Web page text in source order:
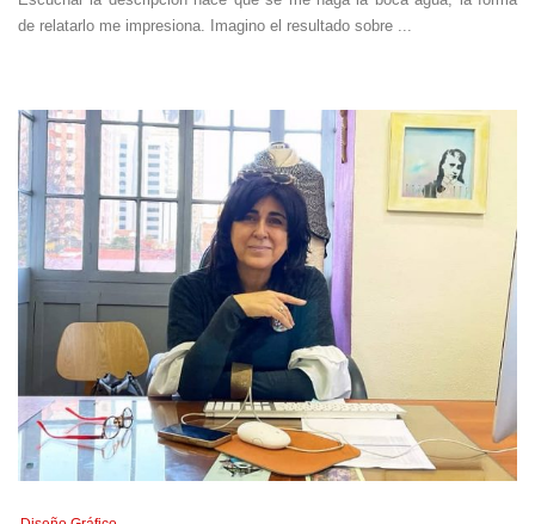
de relatarlo me impresiona. Imagino el resultado sobre ...